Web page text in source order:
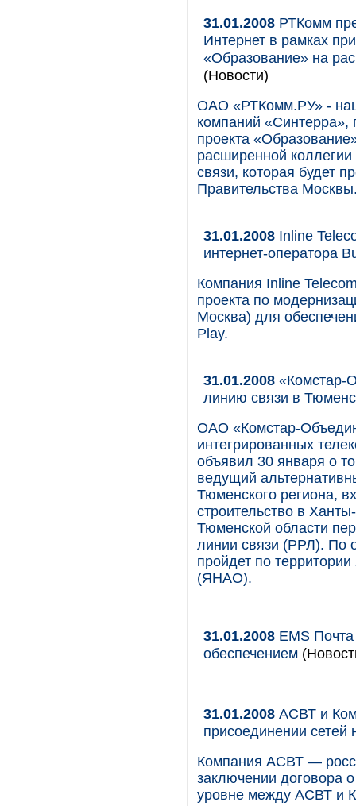
31.01.2008 РТКомм
Интернет в рамках
«Образование» на
(Новости)
ОАО «РТКомм.РУ» -
компаний «Синтерра»,
проекта
расширенной
связи, которая будет
Правительства
31.01.2008 Inline
интернет-оператора
Компания Inline
проекта по
Москва) для
Play.
31.01.2008 «Комстар-
линию связи в
ОАО «Комстар-
интегрированных
объявил 30 января о
ведущий
Тюменского региона,
строительство в
Тюменской области
линии связи (РРЛ). По
пройдет по
(ЯНАО).
31.01.2008 EMS
обеспечением
31.01.2008 АСВТ и
присоединении сетей
Компания АСВТ —
заключении договора
уровне между АСВТ и